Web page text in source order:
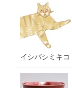
イシバシミキコ